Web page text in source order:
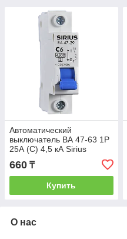
Автоматический
выключатель ВА 47-63 1P
25А (С) 4,5 кА Sirius
660 ₸
Купить
О нас